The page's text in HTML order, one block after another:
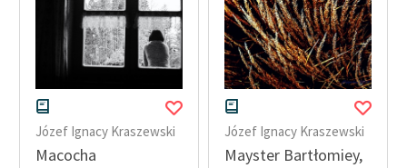
Józef Ignacy Kraszewski
Macocha
Józef Ignacy Kraszewski
Mayster Bartłomiey,